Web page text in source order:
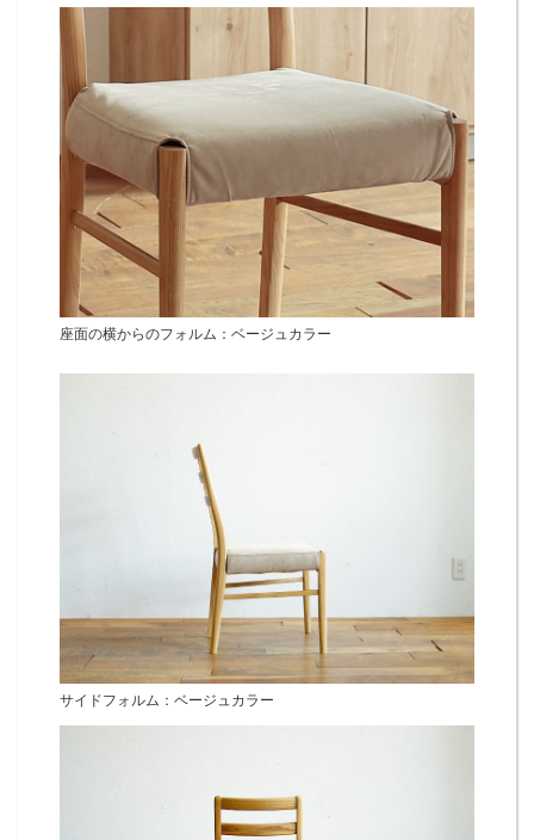
座面の横からのフォルム：ベージュカラー
サイドフォルム：ベージュカラー